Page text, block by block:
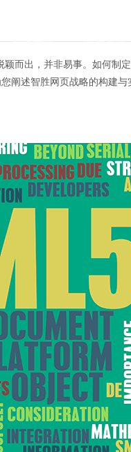
解决方案 新闻资讯
上帝国崛起
而出，并非易事。如何制
阐述智胜网页战略的构建与